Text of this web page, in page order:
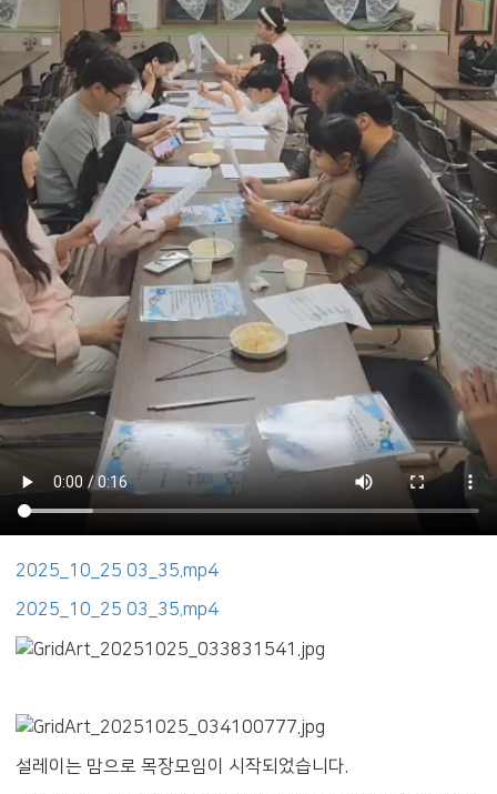
2025_10_25 03_35.mp4
2025_10_25 03_35.mp4
설레이는 맘으로 목장모임이 시작되었습니다.